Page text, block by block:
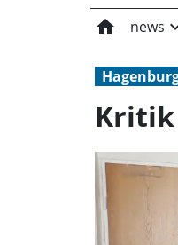
home news